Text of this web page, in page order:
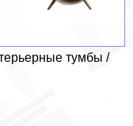
тумбы /